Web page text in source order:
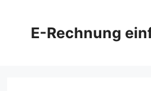
springenE-Rechnung